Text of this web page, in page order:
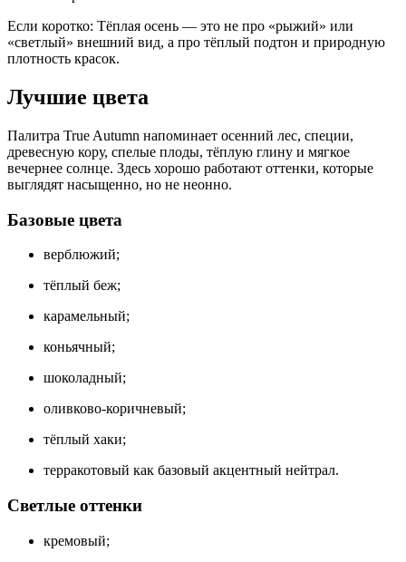
Если коротко: Тёплая осень — это не про «рыжий» или
«светлый» внешний вид, а про тёплый подтон и природную
плотность красок.
Лучшие цвета
Палитра True Autumn напоминает осенний лес, специи,
древесную кору, спелые плоды, тёплую глину и мягкое
вечернее солнце. Здесь хорошо работают оттенки, которые
выглядят насыщенно, но не неонно.
Базовые цвета
верблюжий;
тёплый беж;
карамельный;
коньячный;
шоколадный;
оливково-коричневый;
тёплый хаки;
терракотовый как базовый акцентный нейтрал.
Светлые оттенки
кремовый;